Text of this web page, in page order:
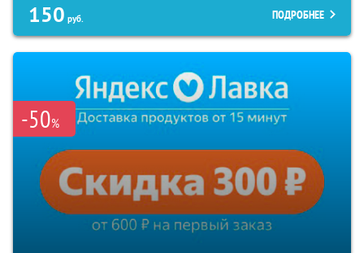
150 руб. ПОДРОБНЕЕ
-50%